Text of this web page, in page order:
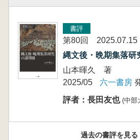
書評
第80回 2025.07.15
縄文後・晩期集落研
山本暉久 著
2025/05
六一書房
評者：長田友也 (中部
過去の書評を見る